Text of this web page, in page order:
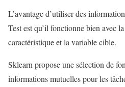
L’avantage d’utiliser des
Test est qu’il fonctionne bien avec
caractéristique et la variable cible.
Sklearn propose une sélection de
informations mutuelles pour les